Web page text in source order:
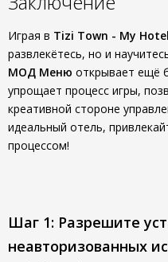
Играя в Tizi Town - My
развлекётесь, но и
МОД Меню открывает ещё
упрощает процесс игры,
креативной стороне
идеальный отель,
процессом!
Шаг 1: Разрешите
неавторизованных